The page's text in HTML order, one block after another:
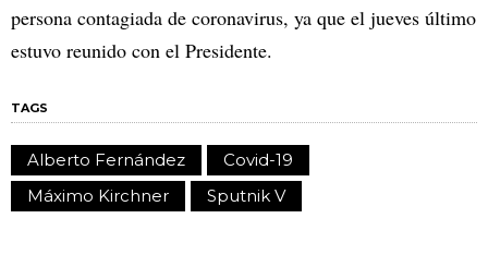
persona contagiada de coronavirus, ya que el jueves último
estuvo reunido con el Presidente.
TAGS
Alberto Fernández
Covid-19
Máximo Kirchner
Sputnik V